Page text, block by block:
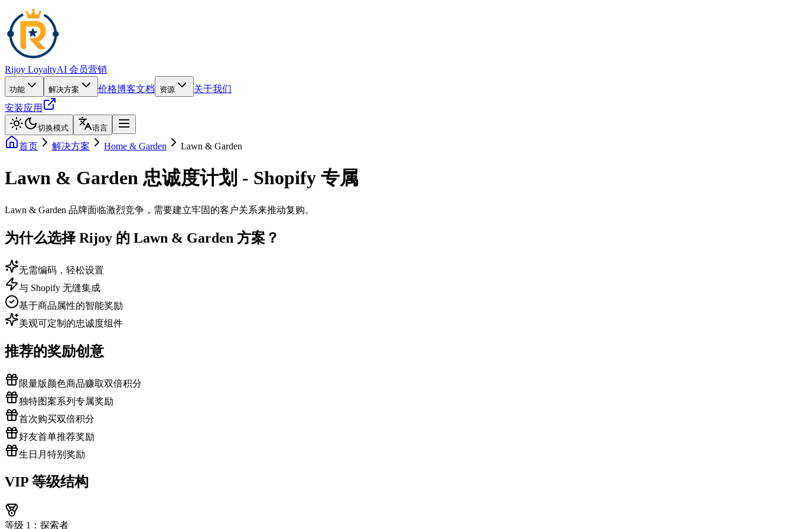
Rijoy LoyaltyAI 会员营销
功能 解决方案 价格博客文档 资源
关于我们
安装应用
切换模式 语言
首页 解决方案 Home & Garden Lawn & Garden
Lawn & Garden 忠诚度计划 - Shopify 专属
Lawn & Garden 品牌面临激烈竞争，需要建立牢固的客户关系来推动复购。
为什么选择 Rijoy 的 Lawn & Garden 方案？
无需编码，轻松设置
与 Shopify 无缝集成
基于商品属性的智能奖励
美观可定制的忠诚度组件
推荐的奖励创意
限量版颜色商品赚取双倍积分
独特图案系列专属奖励
首次购买双倍积分
好友首单推荐奖励
生日月特别奖励
VIP 等级结构
等级 1：探索者